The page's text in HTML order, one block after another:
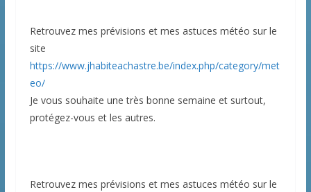
Retrouvez mes prévisions et mes astuces météo sur le
site
https://www.jhabiteachastre.be/index.php/category/met
eo/
Je vous souhaite une très bonne semaine et surtout,
protégez-vous et les autres.
Retrouvez mes prévisions et mes astuces météo sur le